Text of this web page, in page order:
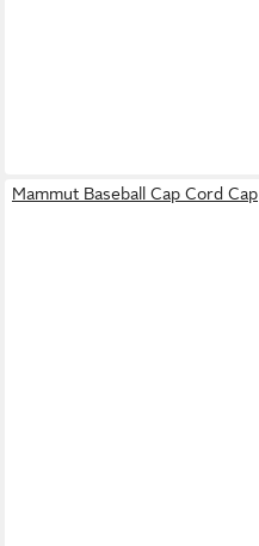
Mammut Baseball Cap Cord Cap